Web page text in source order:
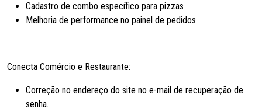
Cadastro de combo específico para pizzas
Melhoria de performance no painel de pedidos
Conecta Comércio e Restaurante:
Correção no endereço do site no e-mail de recuperação de
senha.